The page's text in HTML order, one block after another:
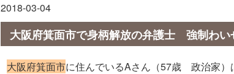
2018-03-04
大阪府箕面市で身柄解放の弁護士 強制わい
大阪府箕面市に住んでいるAさん（57歳 政治家）